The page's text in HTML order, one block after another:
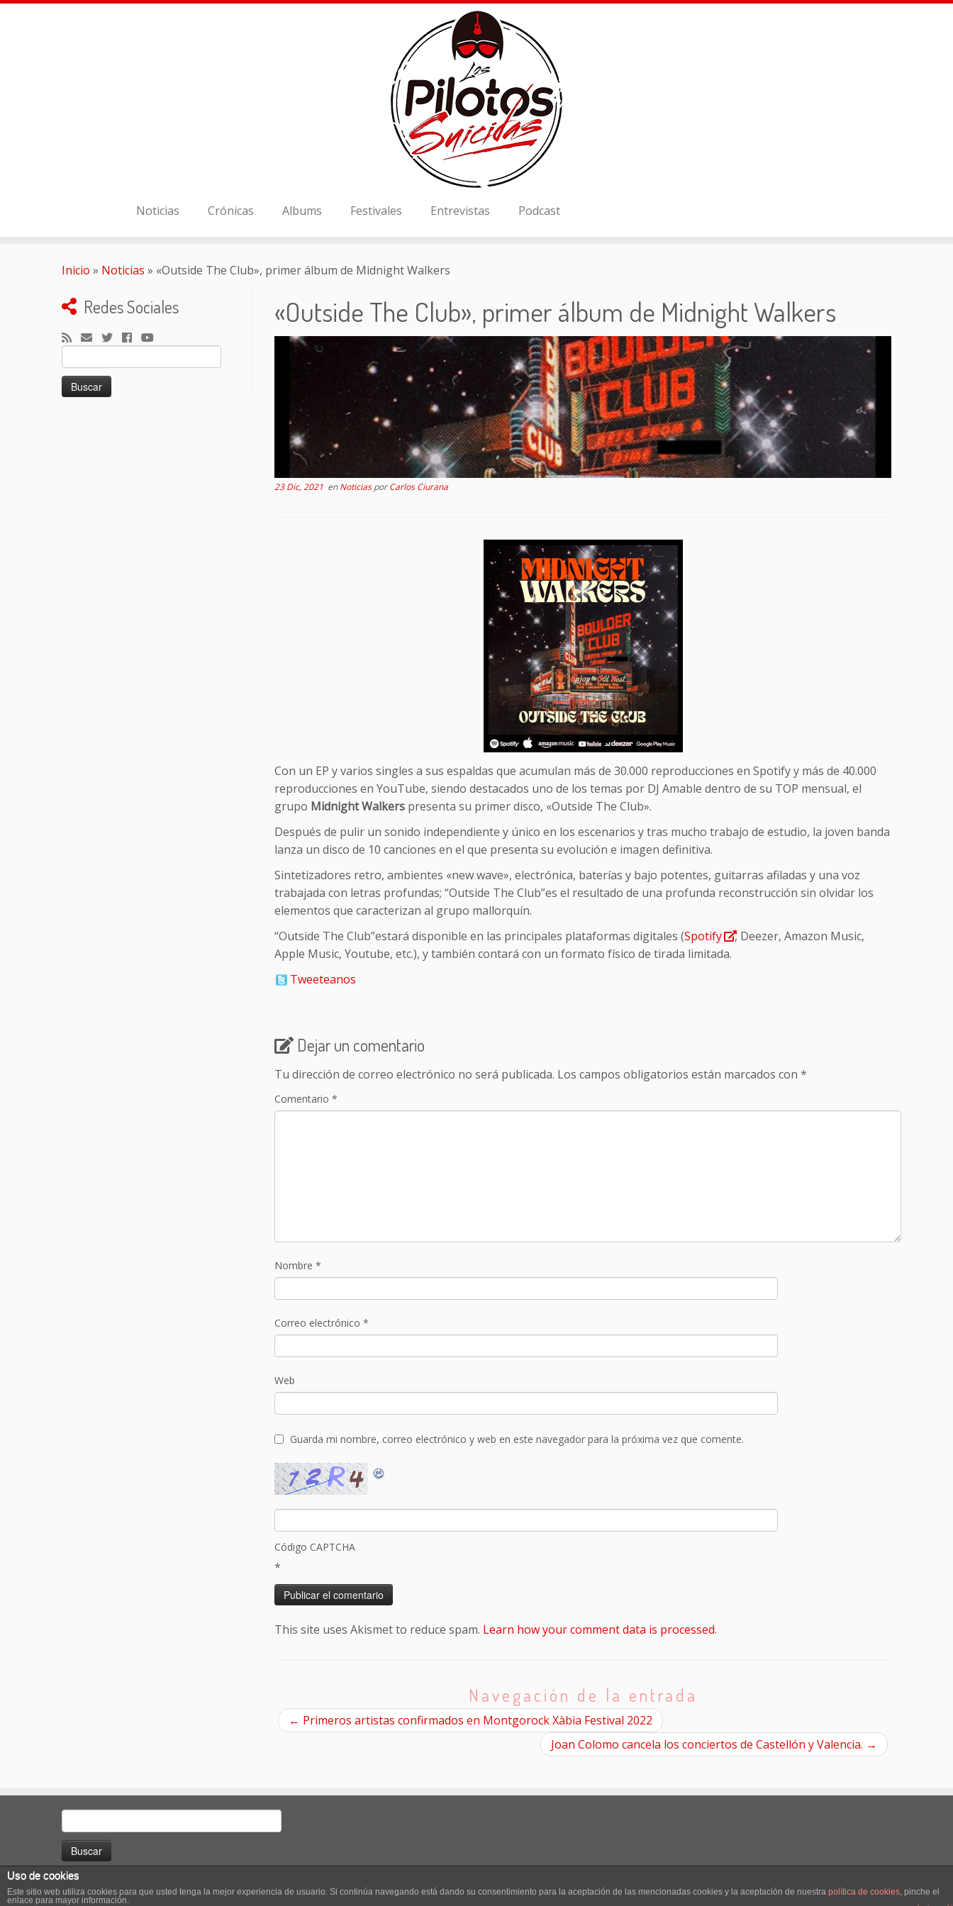
Noticias Crónicas Albums Festivales Entrevistas Podcast
Inicio » Noticias » «Outside The Club», primer álbum de Midnight Walkers
Redes Sociales
Buscar:
«Outside The Club», primer álbum de Midnight Walkers
23 Dic, 2021 enNoticiasporCarlos Ciurana
Con un EP y varios singles a sus espaldas que acumulan más de 30.000 reproducciones en Spotify y más de 40.000
reproducciones en YouTube, siendo destacados uno de los temas por DJ Amable dentro de su TOP mensual, el
grupo Midnight Walkers presenta su primer disco, «Outside The Club».
Después de pulir un sonido independiente y único en los escenarios y tras mucho trabajo de estudio, la joven banda
lanza un disco de 10 canciones en el que presenta su evolución e imagen definitiva.
Sintetizadores retro, ambientes «new wave», electrónica, baterías y bajo potentes, guitarras afiladas y una voz
trabajada con letras profundas; “Outside The Club”es el resultado de una profunda reconstrucción sin olvidar los
elementos que caracterizan al grupo mallorquín.
“Outside The Club”estará disponible en las principales plataformas digitales (Spotify
, Deezer, Amazon Music,
Apple Music, Youtube, etc.), y también contará con un formato físico de tirada limitada.
Tweeteanos
Dejar un comentario
Tu dirección de correo electrónico no será publicada. Los campos obligatorios están marcados con *
Comentario *
Nombre *
Correo electrónico *
Web
Guarda mi nombre, correo electrónico y web en este navegador para la próxima vez que comente.
Código CAPTCHA
*
This site uses Akismet to reduce spam. Learn how your comment data is processed.
Navegación de la entrada
← Primeros artistas confirmados en Montgorock Xàbia Festival 2022
Joan Colomo cancela los conciertos de Castellón y Valencia. →
Buscar:
Uso de cookies
Este sitio web utiliza cookies para que usted tenga la mejor experiencia de usuario. Si continúa navegando está dando su consentimiento para la aceptación de las mencionadas cookies y la aceptación de nuestra política de cookies, pinche el
enlace para mayor información.